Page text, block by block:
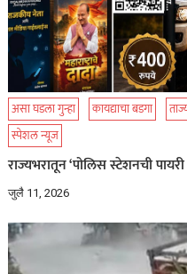
असा घडला गुन्हा कायद्याचा बडगा
स्पेशल न्यूज
राज्यभरातून ‘पोलिस स्टेशनची
जुलै 11, 2026